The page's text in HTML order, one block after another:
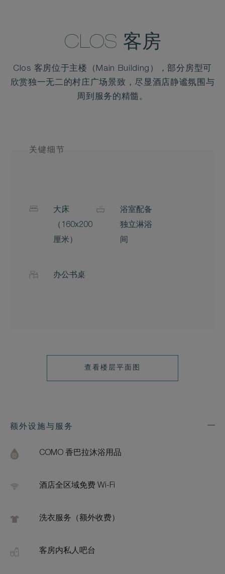
CLOS 客房
Clos 客房位于主楼（Main Building），部分房型可
欣赏独一无二的村庄广场景致，尽显酒店静谧氛围与
周到服务的精髓。
关键细节
大床
（160x200
厘米）
办公书桌
浴室配备
独立淋浴
间
查看楼层平面图
额外设施与服务
COMO 香巴拉沐浴用品
酒店全区域免费 Wi-Fi
洗衣服务（额外收费）
客房内私人吧台